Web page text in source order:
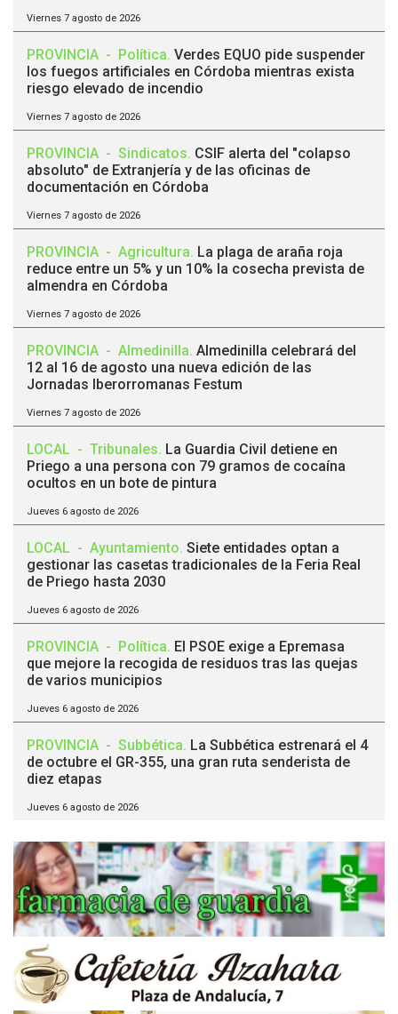
Viernes 7 agosto de 2026
PROVINCIA - Política. Verdes EQUO pide suspender
los fuegos artificiales en Córdoba mientras exista
riesgo elevado de incendio
Viernes 7 agosto de 2026
PROVINCIA - Sindicatos. CSIF alerta del "colapso
absoluto" de Extranjería y de las oficinas de
documentación en Córdoba
Viernes 7 agosto de 2026
PROVINCIA - Agricultura. La plaga de araña roja
reduce entre un 5% y un 10% la cosecha prevista de
almendra en Córdoba
Viernes 7 agosto de 2026
PROVINCIA - Almedinilla. Almedinilla celebrará del
12 al 16 de agosto una nueva edición de las
Jornadas Iberorromanas Festum
Viernes 7 agosto de 2026
LOCAL - Tribunales. La Guardia Civil detiene en
Priego a una persona con 79 gramos de cocaína
ocultos en un bote de pintura
Jueves 6 agosto de 2026
LOCAL - Ayuntamiento. Siete entidades optan a
gestionar las casetas tradicionales de la Feria Real
de Priego hasta 2030
Jueves 6 agosto de 2026
PROVINCIA - Política. El PSOE exige a Epremasa
que mejore la recogida de residuos tras las quejas
de varios municipios
Jueves 6 agosto de 2026
PROVINCIA - Subbética. La Subbética estrenará el 4
de octubre el GR-355, una gran ruta senderista de
diez etapas
Jueves 6 agosto de 2026